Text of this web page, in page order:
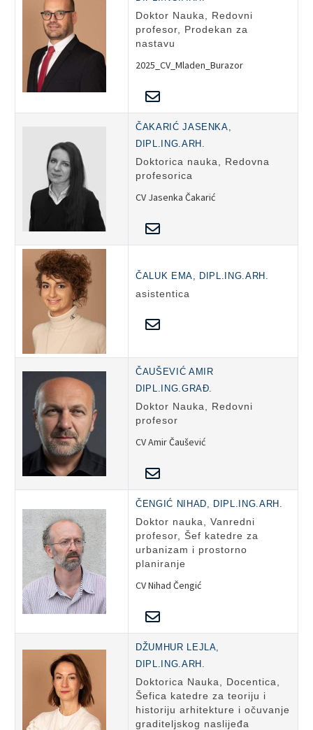
Doktor Nauka, Redovni
profesor, Prodekan za
nastavu
2025_CV_Mladen_Burazor
ČAKARIĆ JASENKA,
DIPL.ING.ARH.
Doktorica nauka, Redovna
profesorica
CV Jasenka Čakarić
ČALUK EMA, DIPL.ING.ARH.
asistentica
ČAUŠEVIĆ AMIR
DIPL.ING.GRAĐ.
Doktor Nauka, Redovni
profesor
CV Amir Čaušević
ČENGIĆ NIHAD, DIPL.ING.ARH.
Doktor nauka, Vanredni
profesor, Šef katedre za
urbanizam i prostorno
planiranje
CV Nihad Čengić
DŽUMHUR LEJLA,
DIPL.ING.ARH.
Doktorica Nauka, Docentica,
Šefica katedre za teoriju i
historiju arhitekture i očuvanje
graditeljskog naslijeđa